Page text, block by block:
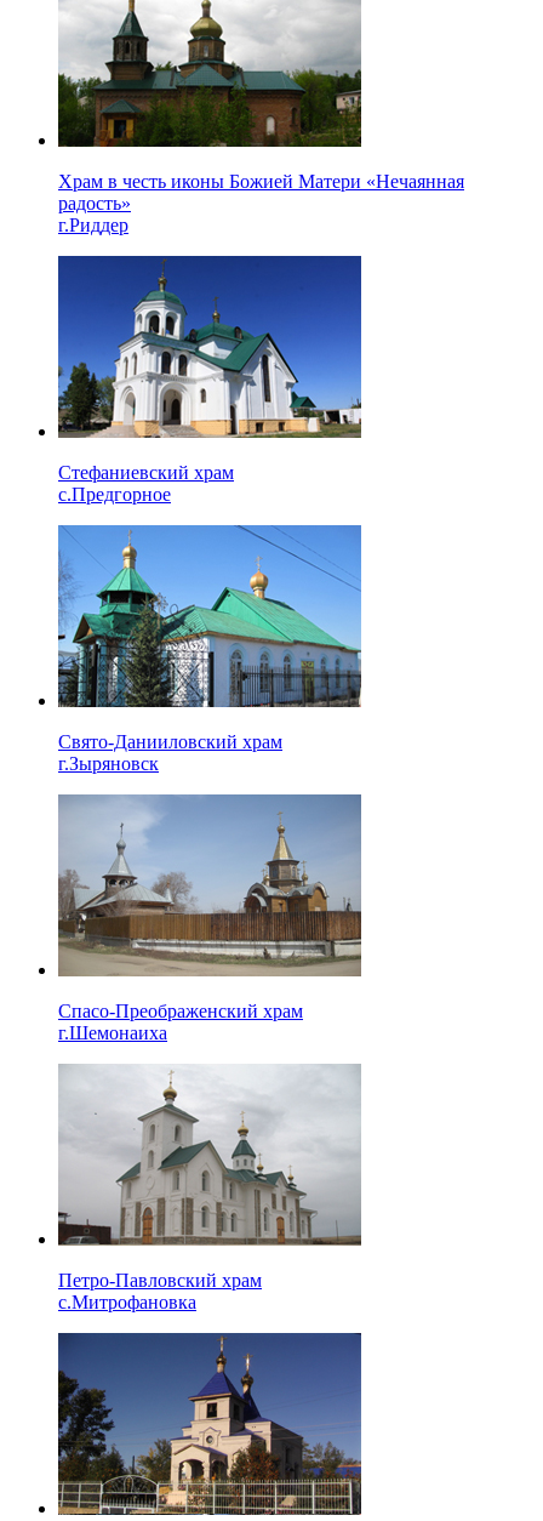
Храм в честь иконы Божией Матери «Нечаянная
радость»
г.Риддер
Стефаниевский храм
с.Предгорное
Свято-Данииловский храм
г.Зыряновск
Спасо-Преображенский храм
г.Шемонаиха
Петро-Павловский храм
с.Митрофановка